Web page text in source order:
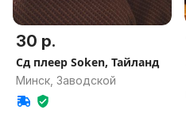
30 р.
Сд плеер Soken, Тайланд
Минск, Заводской